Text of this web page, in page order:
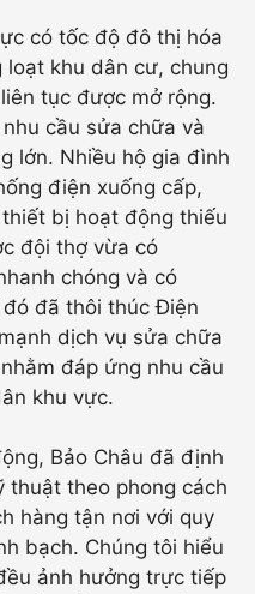
có tốc độ đô thị hóa
loạt khu dân cư, chung
tục được mở rộng.
cầu sửa chữa và
lớn. Nhiều hộ gia đình
điện xuống cấp,
bị hoạt động thiếu
đội thợ vừa có
chóng và có
đã thôi thúc Điện
dịch vụ sửa chữa
đáp ứng nhu cầu
khu vực.
Bảo Châu đã định
thuật theo phong cách
hàng tận nơi với quy
bạch. Chúng tôi hiểu
ảnh hưởng trực tiếp